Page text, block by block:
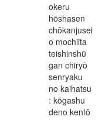
okeru
hōshasen
chōkanjusei
o mochiita
teishinshū
gan chiryō
senryaku
no kaihatsu
: kōgashu
deno kentō